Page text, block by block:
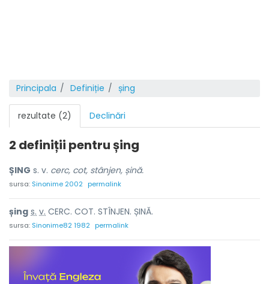
Principala Definiție șing
rezultate (2) Declinări
2 definiții pentrușing
ȘING s. v. cerc, cot, stânjen, șină.
sursa: Sinonime 2002 permalink
șing s. v. CERC. COT. STÎNJEN. ȘINĂ.
sursa: Sinonime82 1982 permalink